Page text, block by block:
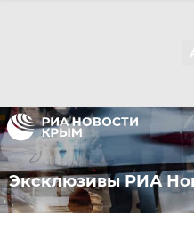
Эксклюзивы РИА